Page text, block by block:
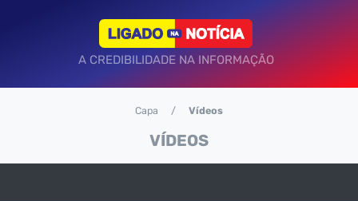
A CREDIBILIDADE NA INFORMAÇÃO
VÍDEOS
Capa Vídeos